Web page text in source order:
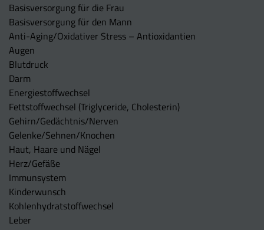
Basisversorgung für die Frau
Basisversorgung für den Mann
Anti-Aging/Oxidativer Stress – Antioxidantien
Augen
Blutdruck
Darm
Energiestoffwechsel
Fettstoffwechsel (Triglyceride, Cholesterin)
Gehirn/Gedächtnis/Nerven
Gelenke/Sehnen/Knochen
Haut, Haare und Nägel
Herz/Gefäße
Immunsystem
Kinderwunsch
Kohlenhydratstoffwechsel
Leber